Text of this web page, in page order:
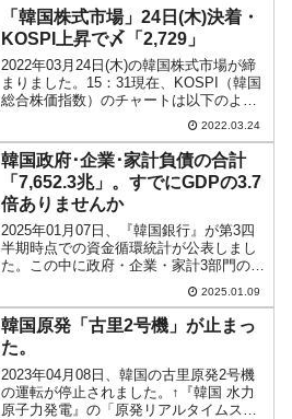
ェミョン）が暗殺されるかもしれない
――と『共に民主党』...
「韓国株式市場」24日(木)決着・
KOSPI上昇で〆「2,729」
2022年03月24日(木)の韓国株式市場が締
まりました。15：31現在、KOSPI（韓国
総合株価指数）のチャートは以下のよう
『Investing.com』より引用）。終値と高
値が一致するといういい終わり方をしま
し...
2022.03.24
韓国政府･企業･家計負債の合計
「7,652.3兆」。すでにGDPの3.7
倍ありませんか
2025年01月07日、『韓国銀行』が第3四
半期時点での資金循環統計が公表しまし
た。この中に政府・企業・家計3部門の負
債残高のデータがあります。以下をご覧
ください。2024年第3四半期時点政府負
債：1,474.5兆ウォン（+18.5兆ウォン...
2025.01.09
韓国原発「古里2号機」が止まっ
た。
2023年04月08日、韓国の古里原発2号機
の運転が停止されました。↑『韓国 水力
原子力発電』の「原発リアルタイムステ